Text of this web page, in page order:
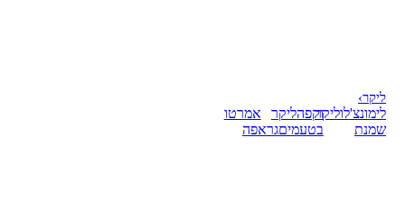
ליקר›
לימונצ'לוליקר
שמנת
וקפהליקר
בטעמיםגראפה
אמרטו